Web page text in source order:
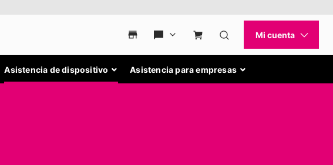
Asistencia de dispositivo Asistencia para empresas